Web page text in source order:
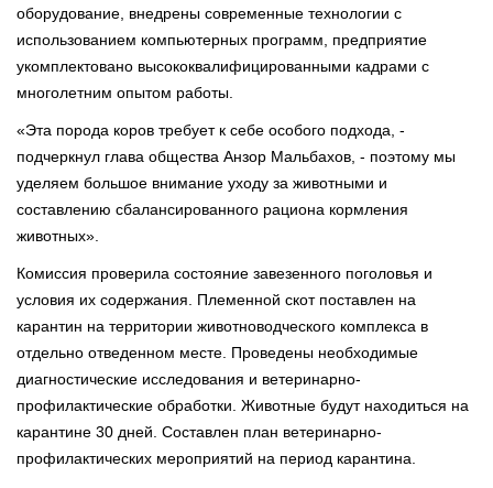
оборудование, внедрены современные технологии с
использованием компьютерных программ, предприятие
укомплектовано высококвалифицированными кадрами с
многолетним опытом работы.
«Эта порода коров требует к себе особого подхода, -
подчеркнул глава общества Анзор Мальбахов, - поэтому мы
уделяем большое внимание уходу за животными и
составлению сбалансированного рациона кормления
животных».
Комиссия проверила состояние завезенного поголовья и
условия их содержания. Племенной скот поставлен на
карантин на территории животноводческого комплекса в
отдельно отведенном месте. Проведены необходимые
диагностические исследования и ветеринарно-
профилактические обработки. Животные будут находиться на
карантине 30 дней. Составлен план ветеринарно-
профилактических мероприятий на период карантина.